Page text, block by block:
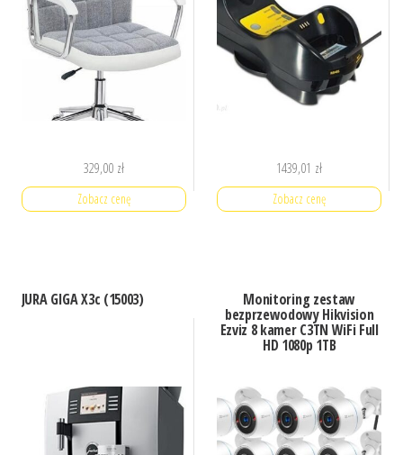
329,00 zł
Zobacz cenę
1439,01 zł
Zobacz cenę
JURA GIGA X3c (15003) Monitoring zestaw
bezprzewodowy Hikvision
Ezviz 8 kamer C3TN WiFi Full
HD 1080p 1TB